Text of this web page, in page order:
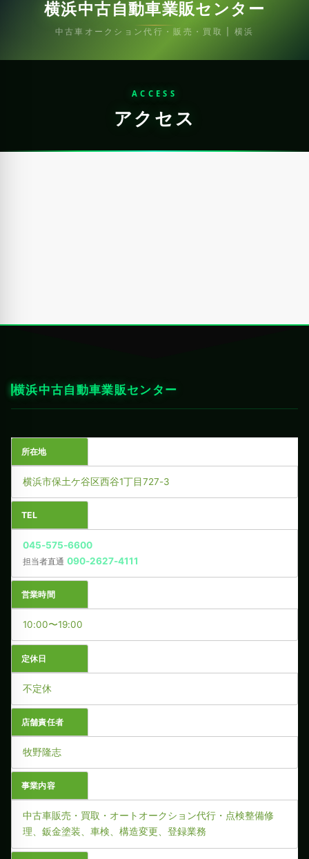
横浜中古自動車業販センター
中古車オークション代行・販売・買取 | 横浜
ACCESS
アクセス
横浜中古自動車業販センター
所在地
横浜市保土ケ谷区西谷1丁目727-3
TEL
045-575-6600
担当者直通 090-2627-4111
営業時間
10:00〜19:00
定休日
不定休
店舗責任者
牧野隆志
事業内容
中古車販売・買取・オートオークション代行・点検整備修
理、鈑金塗装、車検、構造変更、登録業務